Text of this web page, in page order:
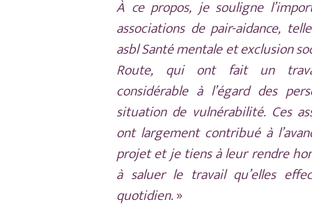
À ce propos, je souligne
associations de pair-aidance,
asbl Santé mentale et exclusion
Route, qui ont fait un
considérable à l’égard des
situation de vulnérabilité. Ces
ont largement contribué à
projet et je tiens à leur rendre
à saluer le travail qu’elles
quotidien.»